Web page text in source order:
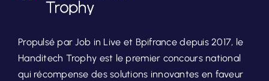
Propulsé par Job in Live et Bpifrance depuis 2017, le
Handitech Trophy est le premier concours national
qui récompense des solutions innovantes en faveur